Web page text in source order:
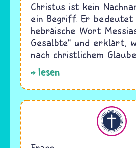
Christus ist kein
ein Begriff. Er bedeutet
hebräische Wort
Gesalbte“ und erklärt,
nach christlichem
lesen
Christentum